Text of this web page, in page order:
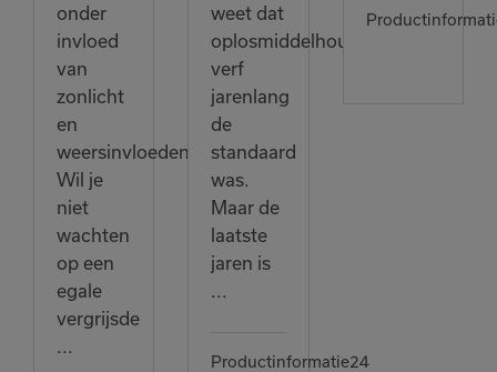
onder
invloed
van
zonlicht
en
weersinvloeden.
Wil je
niet
wachten
op een
egale
vergrijsde
weet dat
oplosmiddelhoudende
verf
jarenlang
de
standaard
was.
Maar de
laatste
jaren is
Productinformatie24